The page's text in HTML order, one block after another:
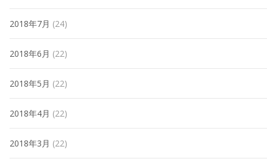
2018年7月 (24)
2018年6月 (22)
2018年5月 (22)
2018年4月 (22)
2018年3月 (22)